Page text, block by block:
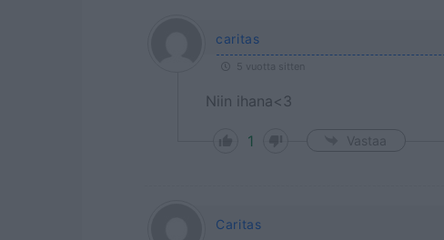
caritas
5 vuotta sitten
Niin ihana<3
1 Vastaa
Caritas